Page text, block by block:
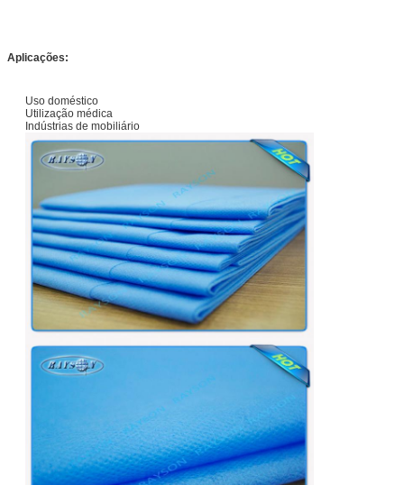
Aplicações:
Uso doméstico
Utilização médica
Indústrias de mobiliário